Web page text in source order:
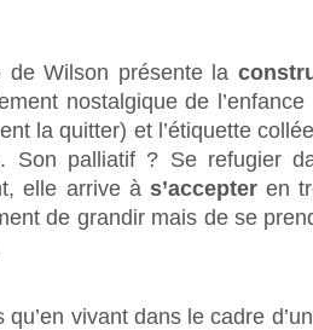
de Wilson présente la
nostalgique de
la quitter) et l’étiquette
Son palliatif ? Se refugier
elle arrive à s’accepteren
de grandir mais de se
vivant dans le cadre